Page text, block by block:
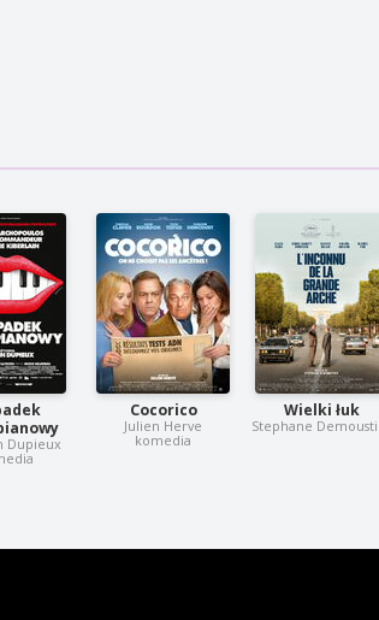
Dupieux
Cocorico
Julien Herve
komedia
Wielki łuk
Stephane